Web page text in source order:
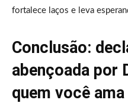
fortalece laços e leva
Conclusão:
abençoada por
quem você ama